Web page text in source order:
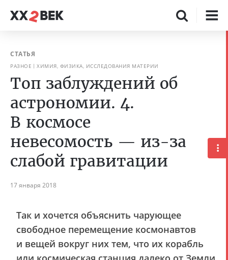
СТАТЬЯ
РАЗНОЕ ХИМИЯ, ФИЗИКА, ИССЛЕДОВАНИЯ МАТЕРИИ
Топ заблуждений об
астрономии. 4.
В космосе
невесомость — из-за
слабой гравитации
17 января 2018
Так и хочется объяснить чарующее
свободное перемещение космонавтов
и вещей вокруг них тем, что их корабль